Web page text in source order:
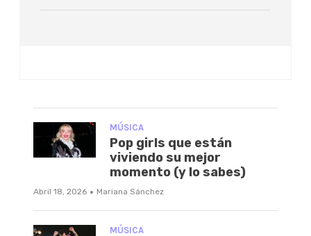
MÚSICA
Pop girls que están
viviendo su mejor
momento (y lo sabes)
Abril 18, 2026 · Mariana Sánchez
MÚSICA